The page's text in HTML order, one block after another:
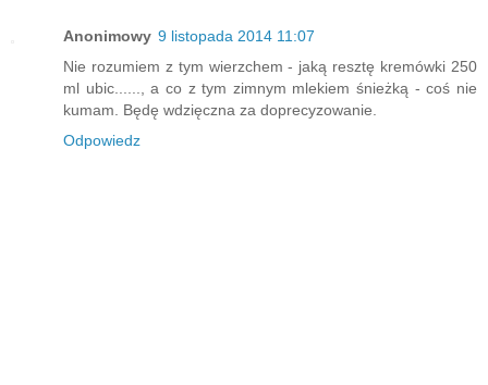
Anonimowy 9 listopada 2014 11:07
Nie rozumiem z tym wierzchem - jaką resztę kremówki 250
ml ubic......, a co z tym zimnym mlekiem śnieżką - coś nie
kumam. Będę wdzięczna za doprecyzowanie.
Odpowiedz